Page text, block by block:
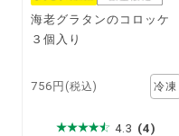
海老グラタンのコロッケ
３個入り
756円 (税込)
4.3 (4)